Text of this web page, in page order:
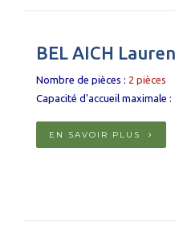
BEL AICH
Nombre de pièces : 2 pièces
Capacité d'accueil maximale :
EN SAVOIR PLUS